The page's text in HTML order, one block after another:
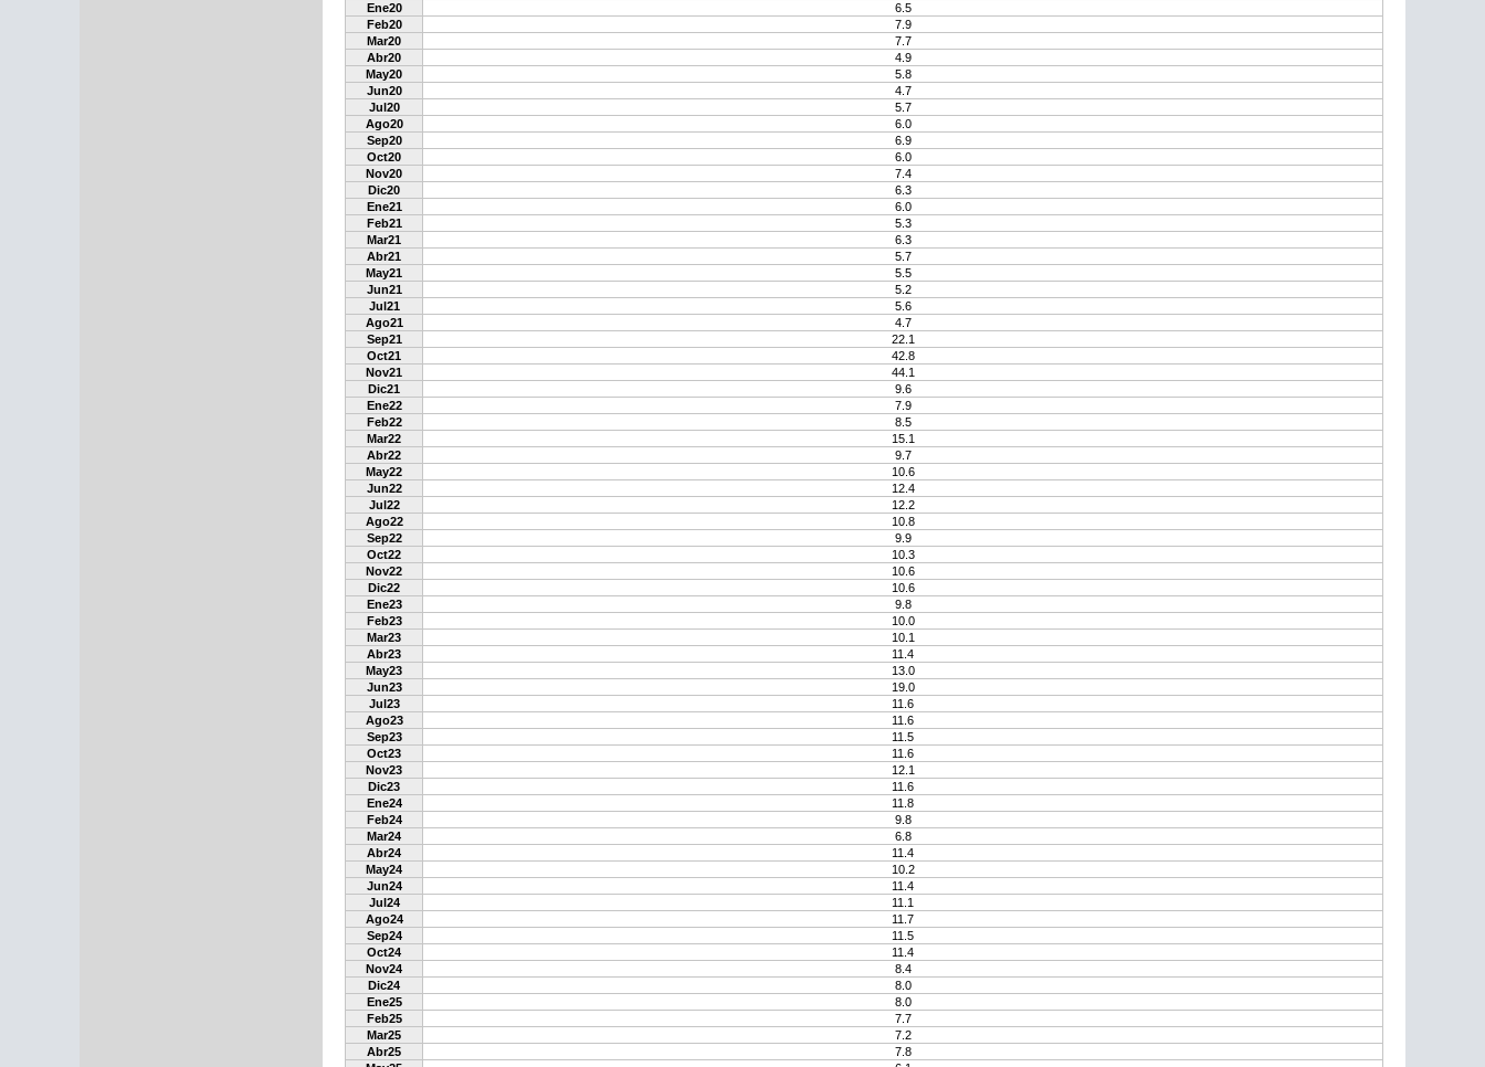
Ene20
6.5
Feb20
7.9
Mar20
7.7
Abr20
4.9
May20
5.8
Jun20
4.7
Jul20
5.7
Ago20
6.0
Sep20
6.9
Oct20
6.0
Nov20
7.4
Dic20
6.3
Ene21
6.0
Feb21
5.3
Mar21
6.3
Abr21
5.7
May21
5.5
Jun21
5.2
Jul21
5.6
Ago21
4.7
Sep21
22.1
Oct21
42.8
Nov21
44.1
Dic21
9.6
Ene22
7.9
Feb22
8.5
Mar22
15.1
Abr22
9.7
May22
10.6
Jun22
12.4
Jul22
12.2
Ago22
10.8
Sep22
9.9
Oct22
10.3
Nov22
10.6
Dic22
10.6
Ene23
9.8
Feb23
10.0
Mar23
10.1
Abr23
11.4
May23
13.0
Jun23
19.0
Jul23
11.6
Ago23
11.6
Sep23
11.5
Oct23
11.6
Nov23
12.1
Dic23
11.6
Ene24
11.8
Feb24
9.8
Mar24
6.8
Abr24
11.4
May24
10.2
Jun24
11.4
Jul24
11.1
Ago24
11.7
Sep24
11.5
Oct24
11.4
Nov24
8.4
Dic24
8.0
Ene25
8.0
Feb25
7.7
Mar25
7.2
Abr25
7.8